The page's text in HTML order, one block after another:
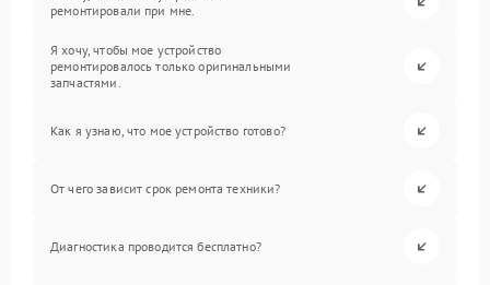
ремонтировали при мне.
Я хочу, чтобы мое устройство
ремонтировалось только оригинальными
запчастями.
Как я узнаю, что мое устройство готово?
От чего зависит срок ремонта техники?
Диагностика проводится бесплатно?